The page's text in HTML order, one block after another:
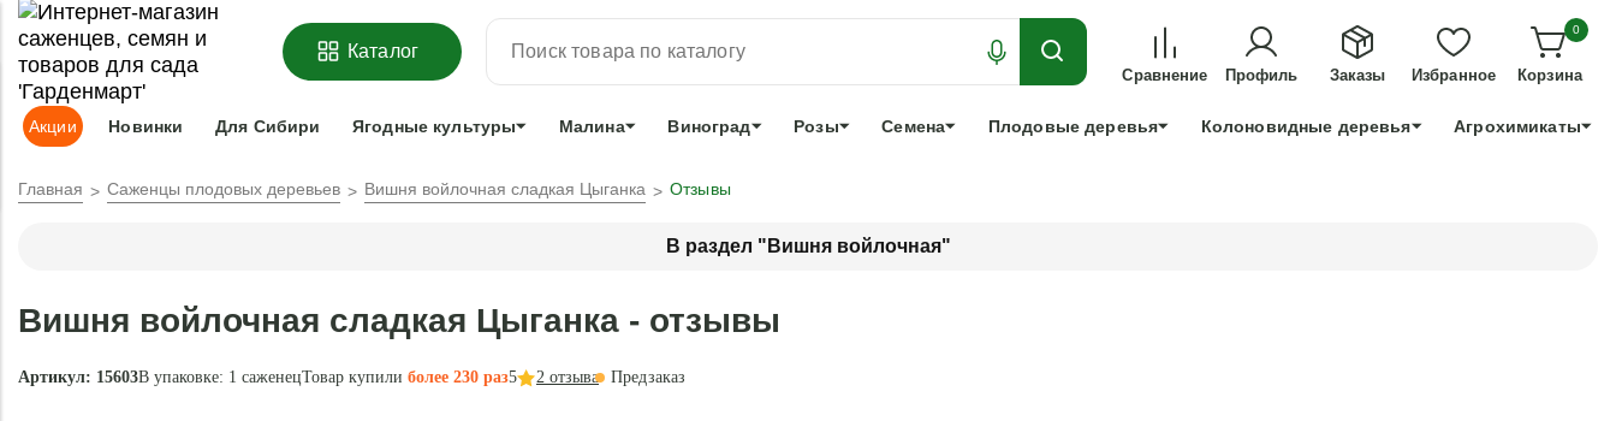
ОФОРМИТЬПРЕДЗАКАЗ =ЗАБРОНИРОВАТЬЛУЧШЕЕ ДЛЯ ТЕХ, КТО УСПЕЕТ!
Адрес доставки:Москва Доставка и оплата Гарантии +7 991 898 83 30
Каталог
Сравнение Профиль Заказы Избранное
0
Корзина
Акции Новинки Для Сибири Ягодные культуры Малина Виноград Розы Семена Плодовые деревья Колоновидные деревья Агрохимикаты
Главная Саженцы плодовых деревьев Вишня войлочная сладкая Цыганка Отзывы
В раздел "Вишня войлочная"
Вишня войлочная сладкая Цыганка - отзывы
Артикул: 15603В упаковке: 1 саженецТовар купили более 230 раз5 2 отзыва Предзаказ